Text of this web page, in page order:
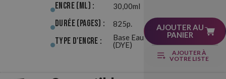
Update
Encre (ml) : 30,00ml
Durée (pages) : 825p.
Type d'Encre :
Base Eau
(DYE)
AJOUTER AU
PANIER
AJOUTER À
VOTRE LISTE